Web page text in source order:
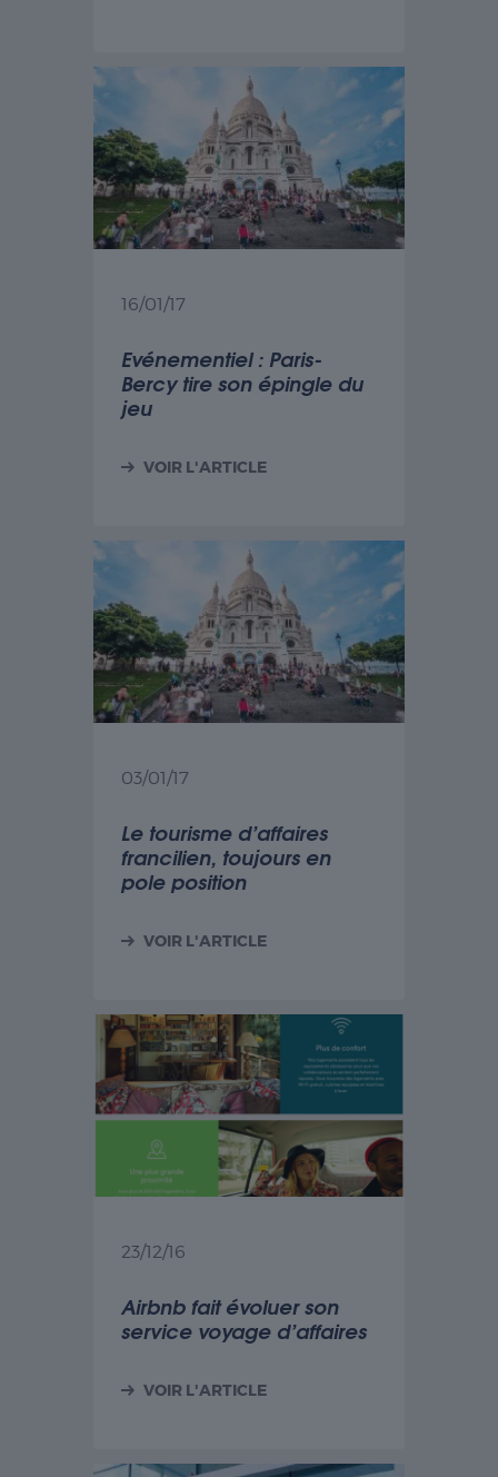
16/01/17
Evénementiel : Paris-
Bercy tire son épingle du
jeu
VOIR L'ARTICLE
03/01/17
Le tourisme d’affaires
francilien, toujours en
pole position
VOIR L'ARTICLE
23/12/16
Airbnb fait évoluer son
service voyage d’affaires
VOIR L'ARTICLE